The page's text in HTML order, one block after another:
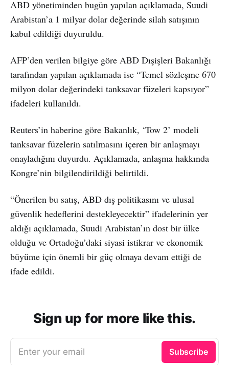
ABD yönetiminden bugün yapılan açıklamada, Suudi
Arabistan’a 1 milyar dolar değerinde silah satışının
kabul edildiği duyuruldu.
AFP’den verilen bilgiye göre ABD Dışişleri Bakanlığı
tarafından yapılan açıklamada ise “Temel sözleşme 670
milyon dolar değerindeki tanksavar füzeleri kapsıyor”
ifadeleri kullanıldı.
Reuters’in haberine göre Bakanlık, ‘Tow 2’ modeli
tanksavar füzelerin satılmasını içeren bir anlaşmayı
onayladığını duyurdu. Açıklamada, anlaşma hakkında
Kongre’nin bilgilendirildiği belirtildi.
“Önerilen bu satış, ABD dış politikasını ve ulusal
güvenlik hedeflerini destekleyecektir” ifadelerinin yer
aldığı açıklamada, Suudi Arabistan’ın dost bir ülke
olduğu ve Ortadoğu’daki siyasi istikrar ve ekonomik
büyüme için önemli bir güç olmaya devam ettiği de
ifade edildi.
Sign up for more like this.
Enter your email Subscribe